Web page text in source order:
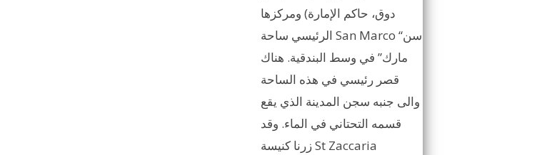
دوق، حاكم الإمارة) ومركزها
الرئيسي ساحة San Marco “سن
مارك” في وسط البندقية. هناك
قصر رئيسي في هذه الساحة
والى جنبه سجن المدينة الذي يقع
قسمه التحتاني في الماء. وقد
زرنا كنيسة St Zaccaria